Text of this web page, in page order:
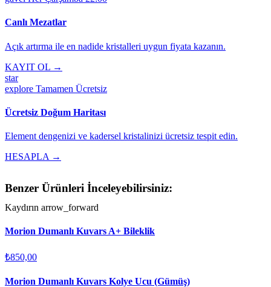
Canlı Mezatlar
Açık artırma ile en nadide kristalleri uygun fiyata kazanın.
KAYIT OL →
star
explore Tamamen Ücretsiz
Ücretsiz Doğum Haritası
Element dengenizi ve kadersel kristalinizi ücretsiz tespit edin.
HESAPLA →
Benzer Ürünleri İnceleyebilirsiniz:
Kaydırın arrow_forward
Morion Dumanlı Kuvars A+ Bileklik
₺850,00
Morion Dumanlı Kuvars Kolye Ucu (Gümüş)